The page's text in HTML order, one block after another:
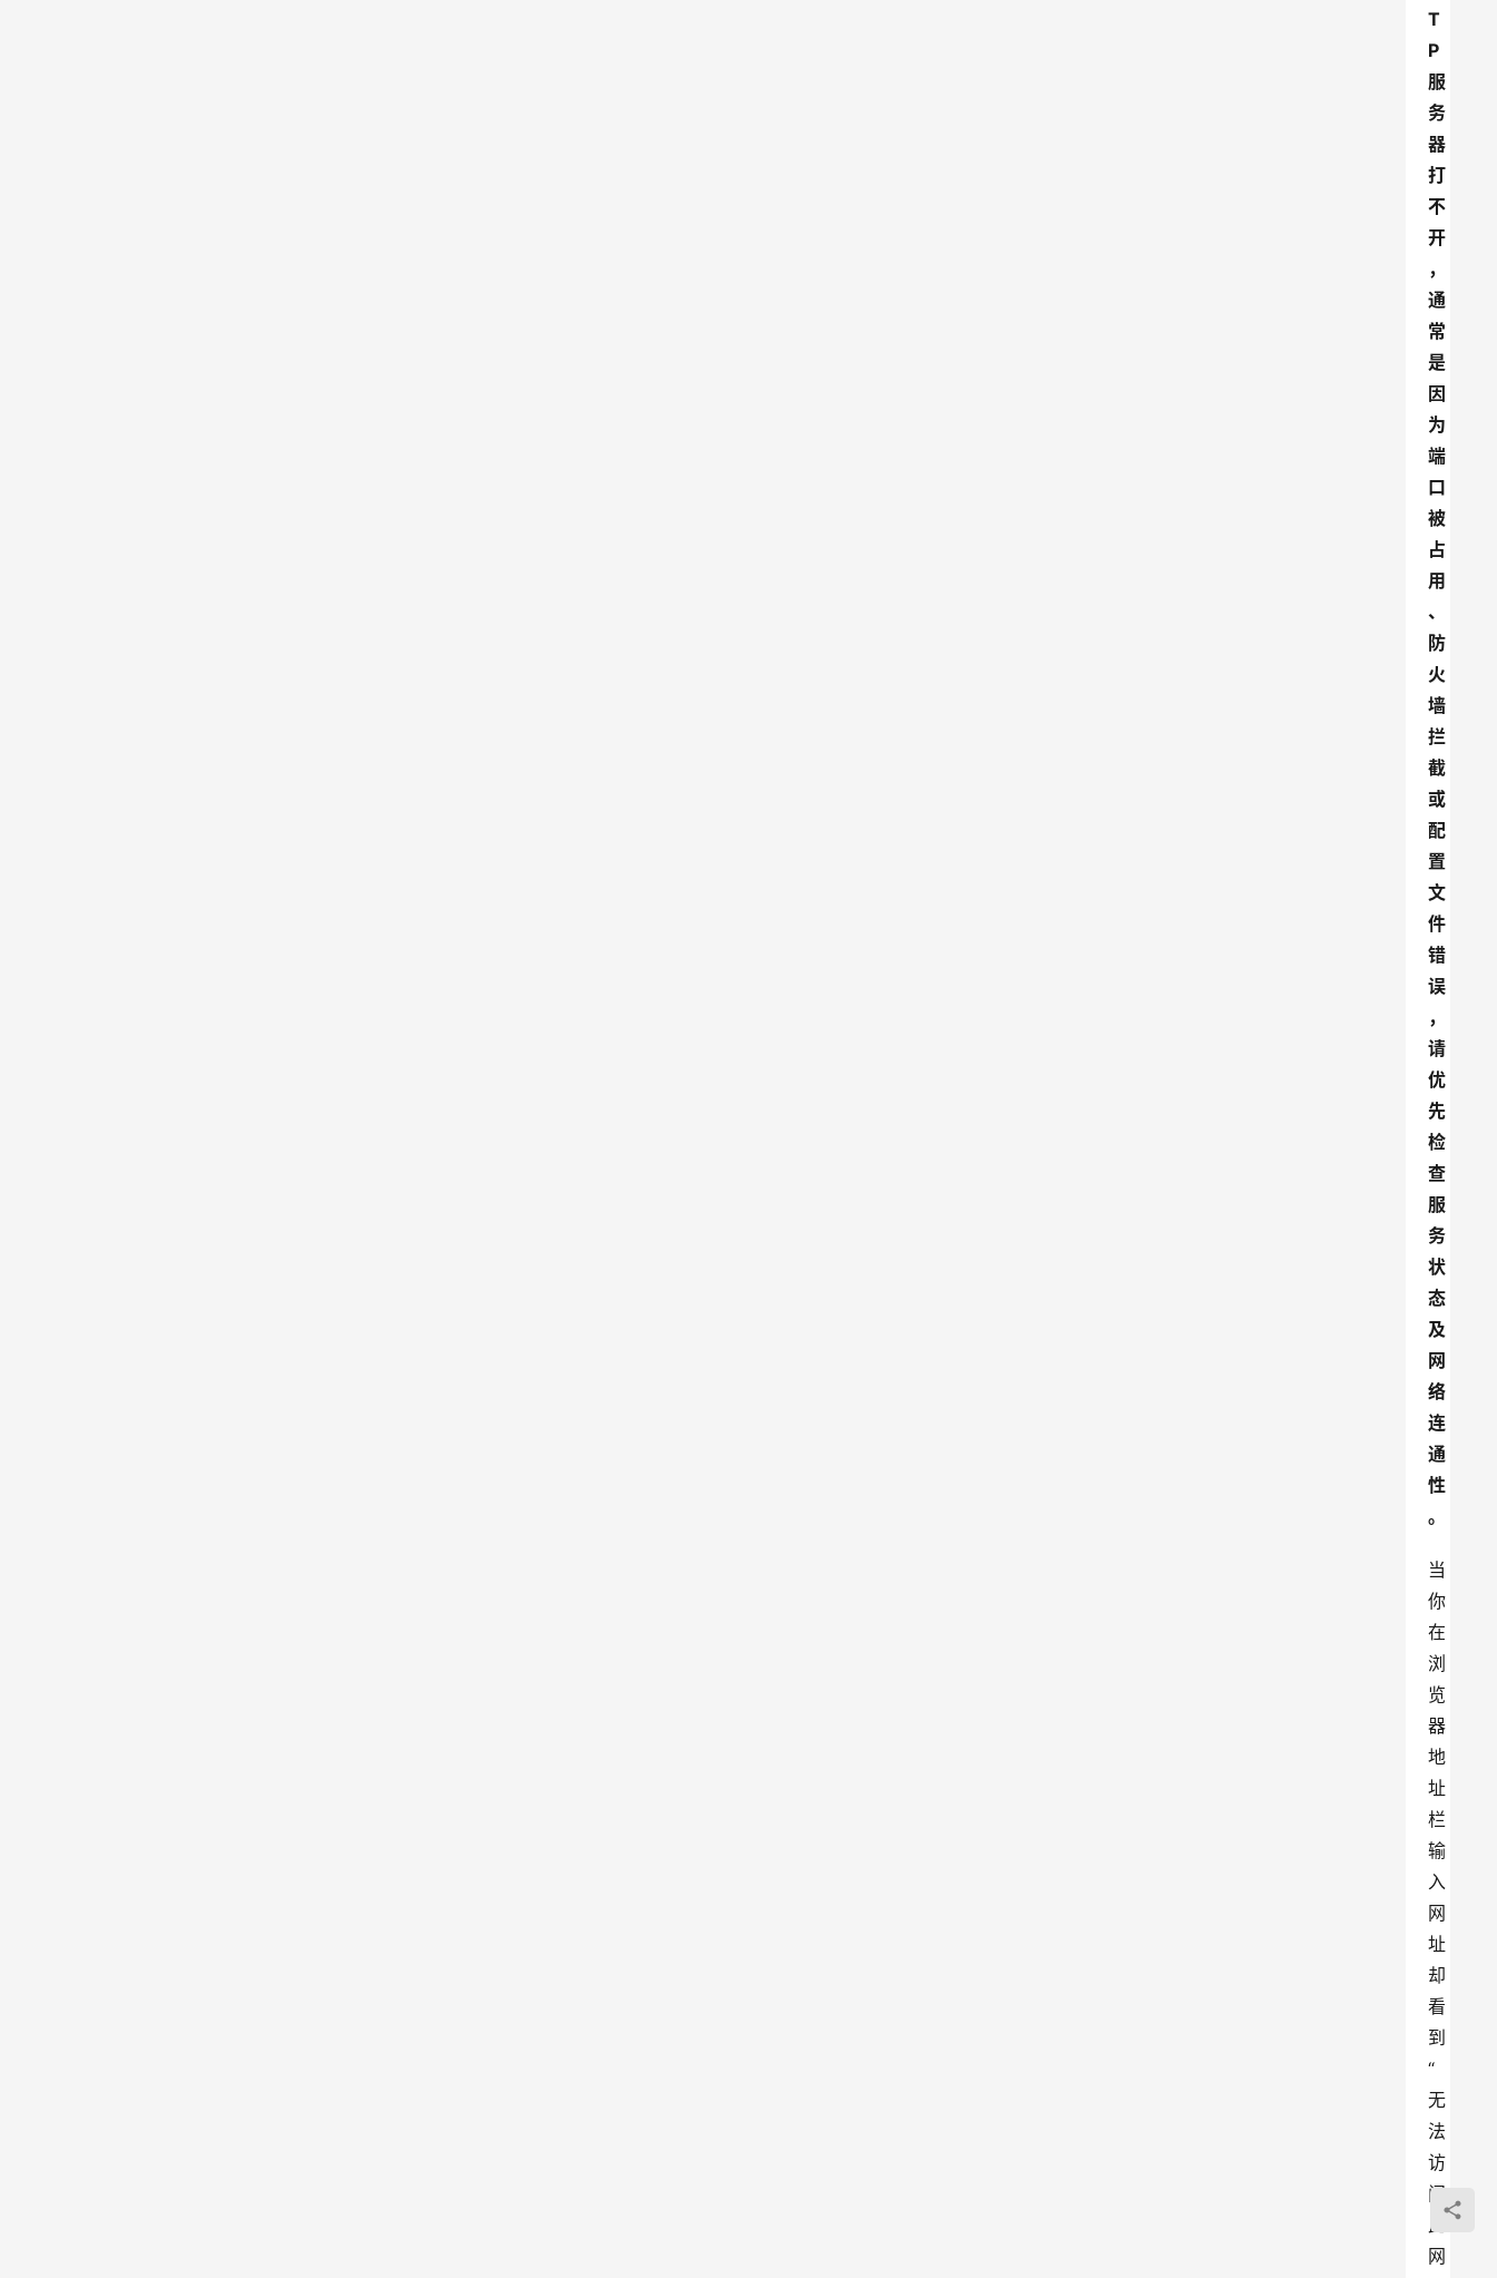
T
P
服
务
器
打
不
开
，
通
常
是
因
为
端
口
被
占
用
、
防
火
墙
拦
截
或
配
置
文
件
错
误
，
请
优
先
检
查
服
务
状
态
及
网
络
连
通
性
。
当
你
在
浏
览
器
地
址
栏
输
入
网
址
却
看
到
“
无
法
访
问
此
网